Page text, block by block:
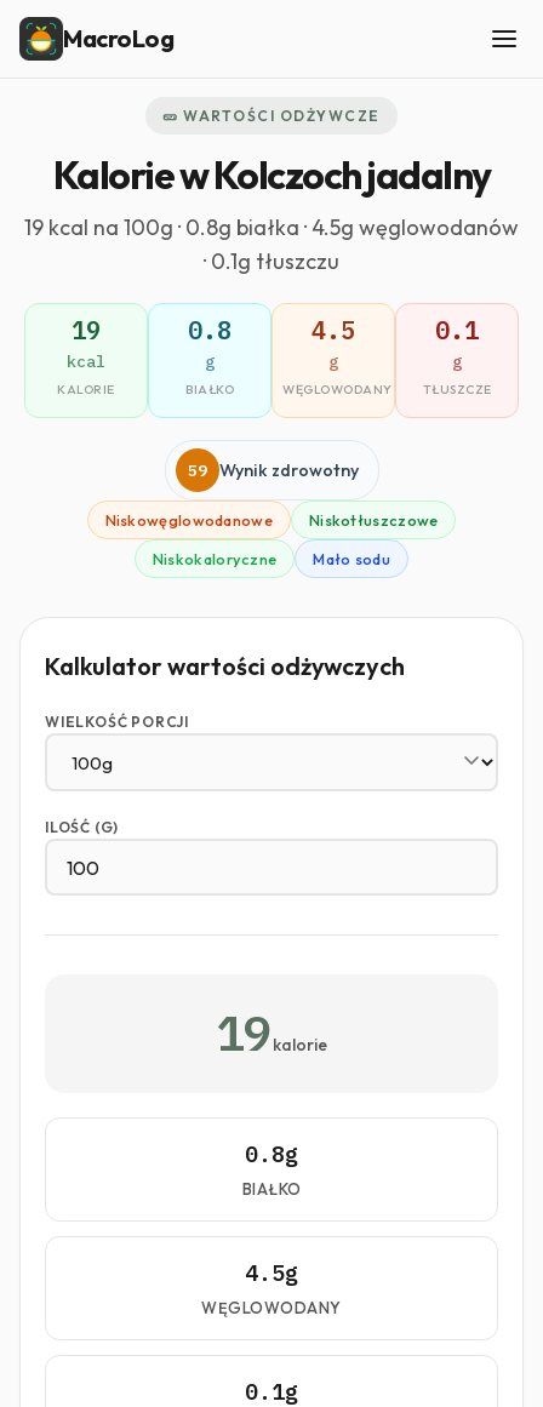
MacroLog
🥒 WARTOŚCI ODŻYWCZE
Kalorie w Kolczoch jadalny
19 kcal na 100g · 0.8g białka · 4.5g węglowodanów
· 0.1g tłuszczu
19
kcal
KALORIE
0.8
g
BIAŁKO
4.5
g
WĘGLOWODANY
0.1
g
TŁUSZCZE
59 Wynik zdrowotny
Niskowęglowodanowe
Niskotłuszczowe
Niskokaloryczne
Mało sodu
Kalkulator wartości odżywczych
WIELKOŚĆ PORCJI
ILOŚĆ (G)
19 kalorie
0.8g
BIAŁKO
4.5g
WĘGLOWODANY
0.1g